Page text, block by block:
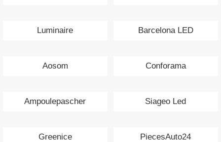
Luminaire Barcelona LED
Aosom Conforama
Ampoulepascher Siageo Led
Greenice PiecesAuto24